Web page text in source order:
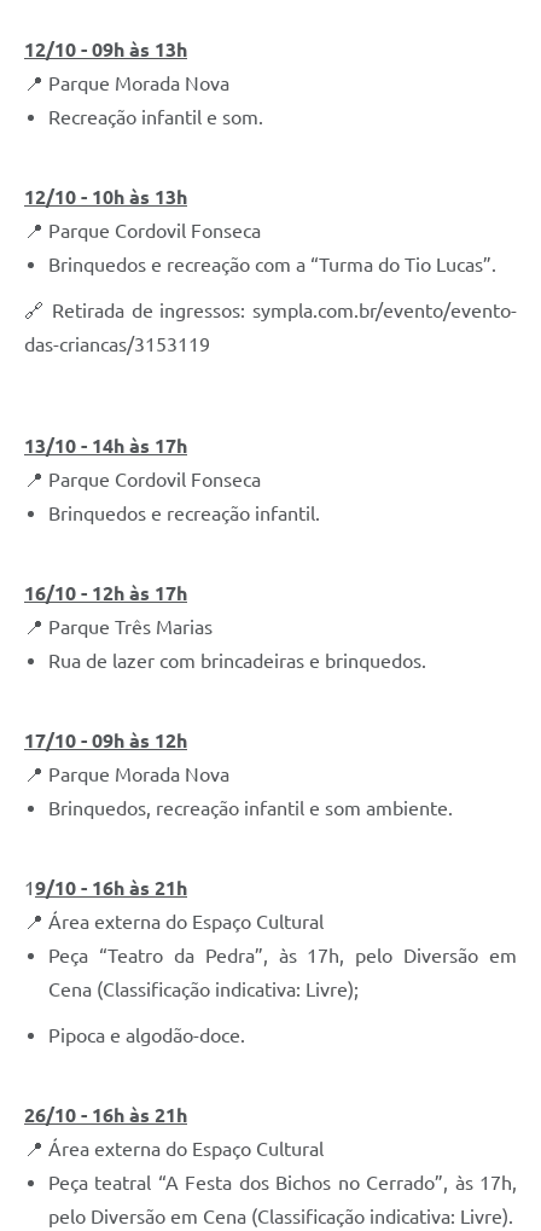
12/10 - 09h às 13h
📍 Parque Morada Nova
Recreação infantil e som.
12/10 - 10h às 13h
📍 Parque Cordovil Fonseca
Brinquedos e recreação com a “Turma do Tio Lucas”.
🔗 Retirada de ingressos: sympla.com.br/evento/evento-
das-criancas/3153119
13/10 - 14h às 17h
📍 Parque Cordovil Fonseca
Brinquedos e recreação infantil.
16/10 - 12h às 17h
📍 Parque Três Marias
Rua de lazer com brincadeiras e brinquedos.
17/10 - 09h às 12h
📍 Parque Morada Nova
Brinquedos, recreação infantil e som ambiente.
19/10 - 16h às 21h
📍 Área externa do Espaço Cultural
Peça “Teatro da Pedra”, às 17h, pelo Diversão em
Cena (Classificação indicativa: Livre);
Pipoca e algodão-doce.
26/10 - 16h às 21h
📍 Área externa do Espaço Cultural
Peça teatral “A Festa dos Bichos no Cerrado”, às 17h,
pelo Diversão em Cena (Classificação indicativa: Livre).